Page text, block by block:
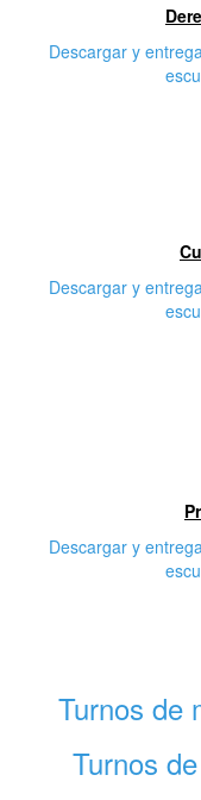
Descargar y
Descargar y
Descargar y
Turnos de
Turnos